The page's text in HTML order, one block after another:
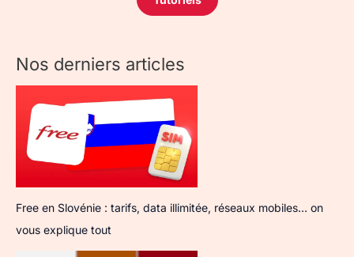
Nos derniers articles
Free en Slovénie : tarifs, data illimitée, réseaux mobiles… on
vous explique tout